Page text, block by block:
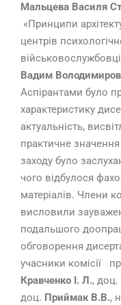
Мальцева Василя
«Принципи
центрів
Вадим
Аспірантами було
характеристику
актуальність,
практичне
заходу було
чого відбулося
матеріалів. Члени
висловили
подальшого
обговорення
учасники комісії
Кравченко І. Л., доц.
доц. Приймак В.В.,